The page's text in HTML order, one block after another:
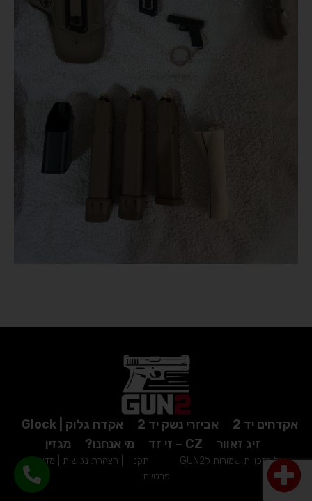
אקדחים יד 2 אביזרי נשק יד 2
אקדח גלוק | Glock
זיג זאוור
CZ – זי זד מי אנחנו? מגזין
כל הזכויות שמורות לGUN2 תקנון הצהרת נגישות
מדיניות
פרטיות